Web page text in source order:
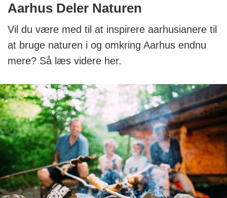
Aarhus Deler Naturen
Vil du være med til at inspirere aarhusianere til
at bruge naturen i og omkring Aarhus endnu
mere? Så læs videre her.